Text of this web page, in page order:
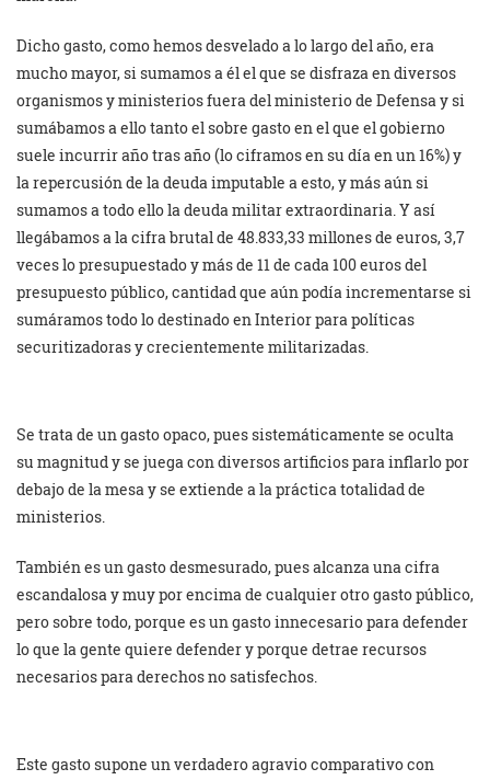
Dicho gasto, como hemos desvelado a lo largo del año, era
mucho mayor, si sumamos a él el que se disfraza en diversos
organismos y ministerios fuera del ministerio de Defensa y si
sumábamos a ello tanto el sobre gasto en el que el gobierno
suele incurrir año tras año (lo ciframos en su día en un 16%) y
la repercusión de la deuda imputable a esto, y más aún si
sumamos a todo ello la deuda militar extraordinaria. Y así
llegábamos a la cifra brutal de 48.833,33 millones de euros, 3,7
veces lo presupuestado y más de 11 de cada 100 euros del
presupuesto público, cantidad que aún podía incrementarse si
sumáramos todo lo destinado en Interior para políticas
securitizadoras y crecientemente militarizadas.
Se trata de un gasto opaco, pues sistemáticamente se oculta
su magnitud y se juega con diversos artificios para inflarlo por
debajo de la mesa y se extiende a la práctica totalidad de
ministerios.
También es un gasto desmesurado, pues alcanza una cifra
escandalosa y muy por encima de cualquier otro gasto público,
pero sobre todo, porque es un gasto innecesario para defender
lo que la gente quiere defender y porque detrae recursos
necesarios para derechos no satisfechos.
Este gasto supone un verdadero agravio comparativo con